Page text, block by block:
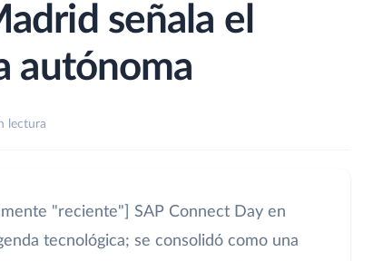
señala el
autónoma
lectura
"reciente"] SAP Connect Day en
tecnológica; se consolidó como una